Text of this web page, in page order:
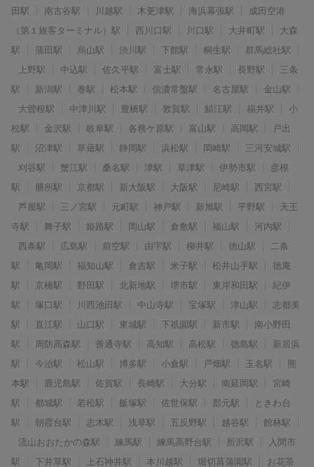
田駅
南古谷駅 川越駅 木更津駅 海浜幕張駅
成田空港
（第１旅客ターミナル）駅
西川口駅 川口駅 大井町駅
大森
駅
蒲田駅 烏山駅 渋川駅 下館駅 桐生駅
群馬総社駅
上野駅
中込駅 佐久平駅 富士駅 常永駅 長野駅
三条
駅
新潟駅 巻駅 松本駅 信濃常盤駅 名古屋駅
金山駅
大曽根駅
中津川駅 豊橋駅 敦賀駅 鯖江駅 福井駅
小
松駅
金沢駅 岐阜駅 各務ケ原駅 富山駅 高岡駅
戸出
駅
沼津駅 草薙駅 静岡駅 浜松駅 岡崎駅
三河安城駅
刈谷駅
蟹江駅 桑名駅 津駅 草津駅 伊勢市駅
彦根
駅
膳所駅 京都駅 新大阪駅 大阪駅 尼崎駅
西宮駅
芦屋駅
三ノ宮駅 元町駅 神戸駅 新旭駅 平野駅
天王
寺駅
舞子駅 姫路駅 岡山駅 倉敷駅 福山駅
河内駅
西条駅
広島駅 前空駅 由宇駅 柳井駅 徳山駅
二条
駅
亀岡駅 福知山駅 倉吉駅 米子駅 松井山手駅
徳庵
駅
京橋駅 野田駅 北新地駅 堺市駅 東岸和田駅
紀伊
駅
塚口駅 川西池田駅 中山寺駅 宝塚駅 津山駅
志都美
駅
直江駅 山口駅 東城駅 下祇園駅 新市駅
南小野田
駅
周防高森駅 善通寺駅 高知駅 高松駅 徳島駅
新居浜
駅
今治駅 松山駅 博多駅 小倉駅 戸畑駅 玉名駅
熊
本駅
鹿児島駅 佐賀駅 長崎駅 大分駅 南延岡駅
宮崎
駅
都城駅 若松駅 飯塚駅 佐世保駅 郡元駅
ときわ台
駅
朝霞台駅 志木駅 浅草駅 五反野駅 越谷駅
館林駅
流山おおたかの森駅
練馬駅 練馬高野台駅 所沢駅
入間市
駅
下井草駅 上石神井駅 本川越駅 堀切菖蒲園駅 お花茶